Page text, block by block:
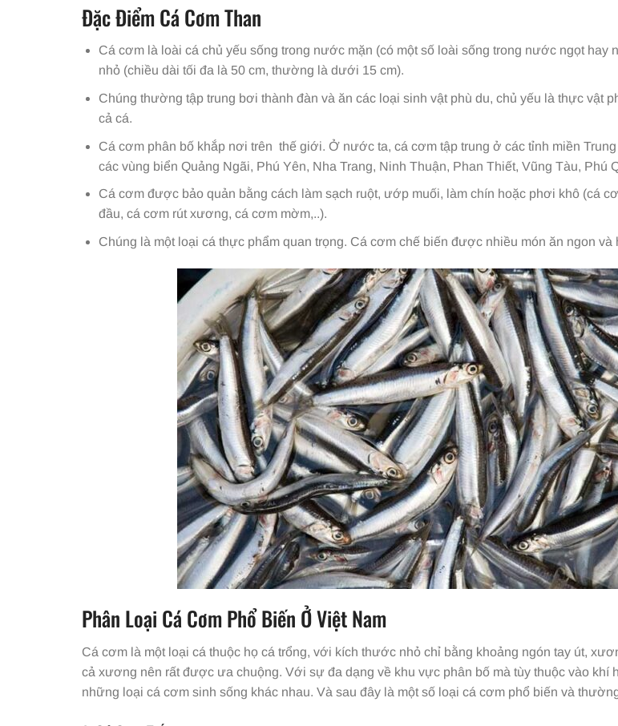
Đặc Điểm Cá Cơm Than
Cá cơm là loài cá chủ yếu sống trong nước mặn (có một số loài sống trong nước ngọt
nhỏ (chiều dài tối đa là 50 cm, thường là dưới 15 cm).
Chúng thường tập trung bơi thành đàn và ăn các loại sinh vật phù du, chủ yếu là thực vật
cả cá.
Cá cơm phân bố khắp nơi trên thế giới. Ở nước ta, cá cơm tập trung ở các tỉnh miền
các vùng biển Quảng Ngãi, Phú Yên, Nha Trang, Ninh Thuận, Phan Thiết, Vũng Tàu, Phú
Cá cơm được bảo quản bằng cách làm sạch ruột, ướp muối, làm chín hoặc phơi khô (cá
đầu, cá cơm rút xương, cá cơm mờm,..).
Chúng là một loại cá thực phẩm quan trọng. Cá cơm chế biến được nhiều món ăn ngon và
Phân Loại Cá Cơm Phổ Biến Ở Việt Nam
Cá cơm là một loại cá thuộc họ cá trổng, với kích thước nhỏ chỉ bằng khoảng ngón tay út,
cả xương nên rất được ưa chuộng. Với sự đa dạng về khu vực phân bố mà tùy thuộc vào khí
những loại cá cơm sinh sống khác nhau. Và sau đây là một số loại cá cơm phổ biến và